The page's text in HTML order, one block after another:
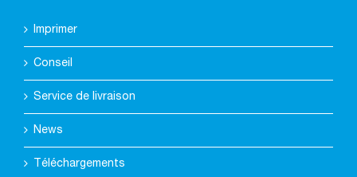
Imprimer
Conseil
Service de livraison
News
Téléchargements